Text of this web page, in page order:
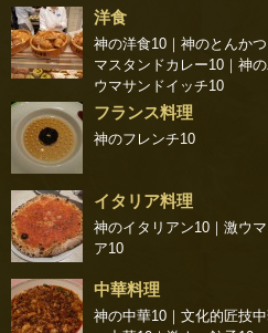
洋食
神の洋食10 ｜ 神のとんか
マスタンドカレー10 ｜ 神
ウマサンドイッチ10
フランス料理
神のフレンチ10
イタリア料理
神のイタリアン10 ｜ 激ウ
ア10
中華料理
神の中華10 ｜ 文化的匠技